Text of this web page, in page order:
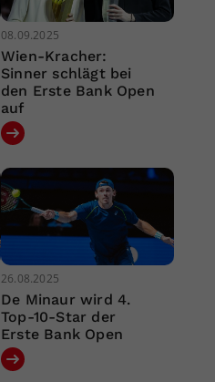
08.09.2025
Wien-Kracher:
Sinner schlägt bei
den Erste Bank Open
auf
26.08.2025
De Minaur wird 4.
Top-10-Star der
Erste Bank Open